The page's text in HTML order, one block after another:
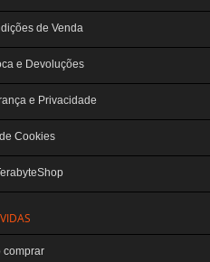
de Venda
e Devoluções
e Privacidade
Cookies
comprar